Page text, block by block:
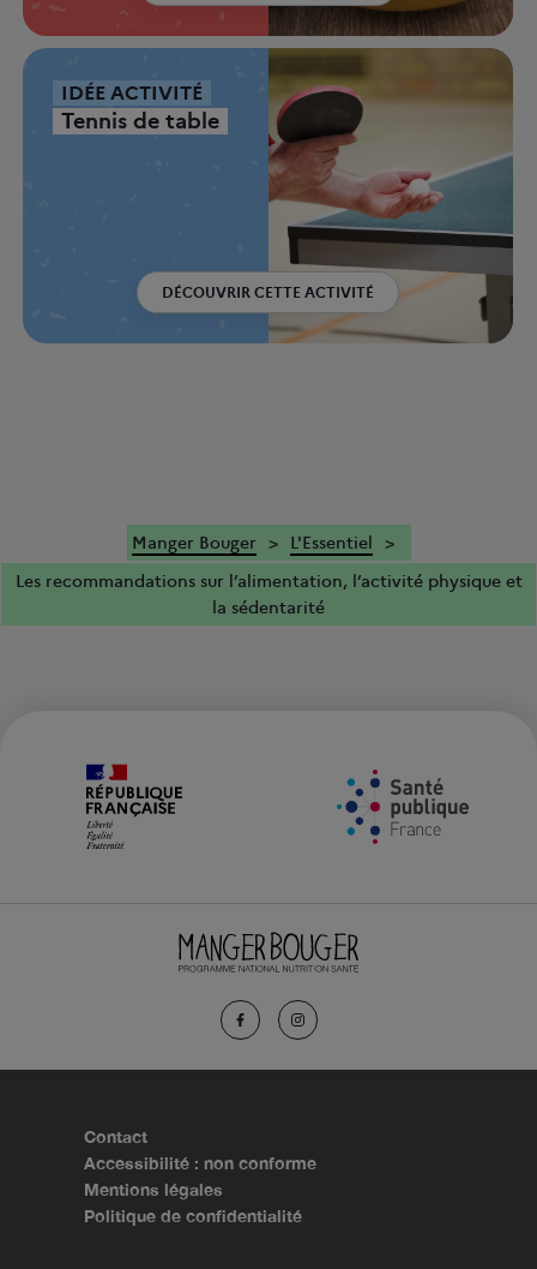
IDÉE ACTIVITÉ
Tennis de table
DÉCOUVRIR CETTE ACTIVITÉ
Manger Bouger
L'Essentiel
Les recommandations sur l’alimentation, l’activité physique et
la sédentarité
Contact
Accessibilité : non conforme
Mentions légales
Politique de confidentialité